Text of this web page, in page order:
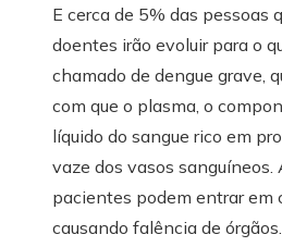
E cerca de 5% das pessoas
doentes irão evoluir para o
chamado de dengue grave,
com que o plasma, o
líquido do sangue rico em
vaze dos vasos sanguíneos.
pacientes podem entrar em
causando falência de órgãos.